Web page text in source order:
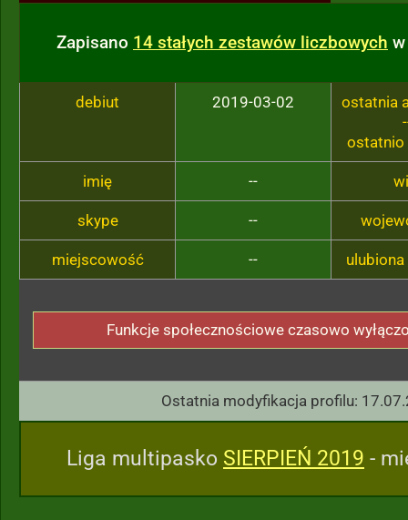
Zapisano 14 stałych zestawów liczbowych
debiut 2019-03-02
ostatnia
ostatnio
imię --
skype --
miejscowość --
Funkcje społecznościowe czasowo
Ostatnia modyfikacja profilu:
Liga multipasko SIERPIEŃ 2019 -